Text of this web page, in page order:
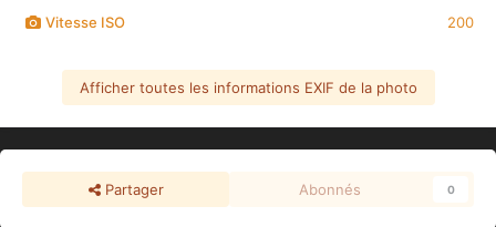
Vitesse ISO 200
Afficher toutes les informations EXIF de la photo
Partager Abonnés 0